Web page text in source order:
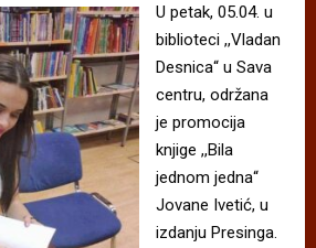
U petak, 05.04. u
biblioteci ,,Vladan
Desnica“ u Sava
centru, održana
je promocija
knjige ,,Bila
jednom jedna“
Jovane Ivetić, u
izdanju Presinga.